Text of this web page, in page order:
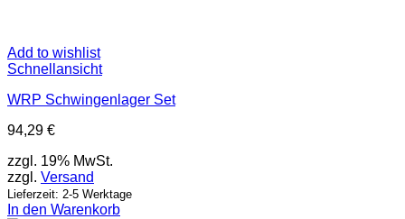
Add to wishlist
Schnellansicht
WRP Schwingenlager Set
94,29 €
zzgl. 19% MwSt.
zzgl. Versand
Lieferzeit: 2-5 Werktage
In den Warenkorb